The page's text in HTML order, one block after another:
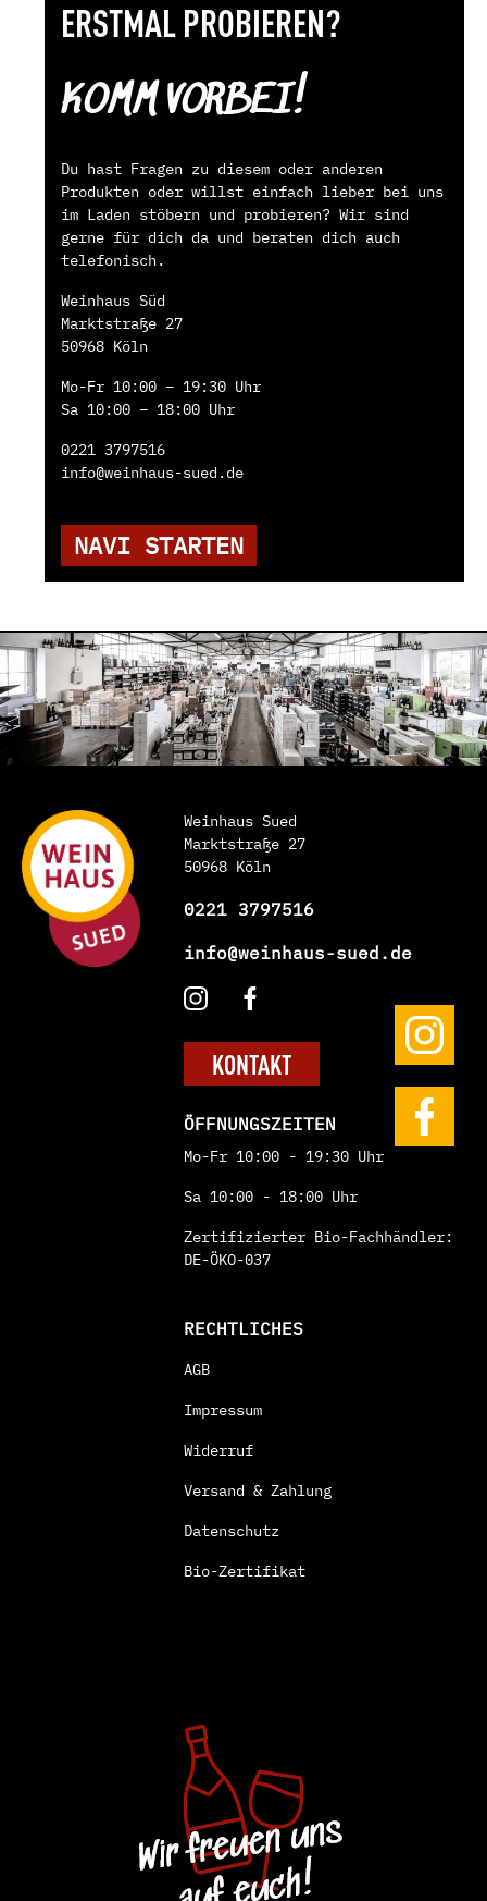
ERSTMAL PROBIEREN?
KOMM VORBEI!
Du hast Fragen zu diesem oder anderen
Produkten oder willst einfach lieber bei uns
im Laden stöbern und probieren? Wir sind
gerne für dich da und beraten dich auch
telefonisch.
Weinhaus Süd
Marktstraße 27
50968 Köln
Mo-Fr 10:00 – 19:30 Uhr
Sa 10:00 – 18:00 Uhr
0221 3797516
info@weinhaus-sued.de
NAVI STARTEN
Weinhaus Sued
Marktstraße 27
50968 Köln
0221 3797516
info@weinhaus-sued.de
KONTAKT
ÖFFNUNGSZEITEN
Mo-Fr 10:00 - 19:30 Uhr
Sa 10:00 - 18:00 Uhr
Zertifizierter Bio-Fachhändler:
DE-ÖKO-037
RECHTLICHES
AGB
Impressum
Widerruf
Versand & Zahlung
Datenschutz
Bio-Zertifikat